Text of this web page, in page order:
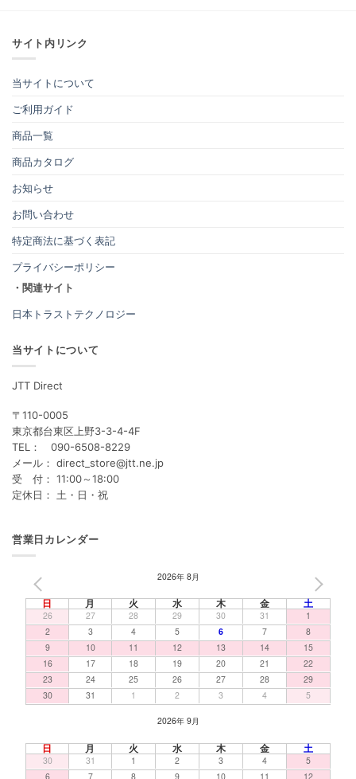
サイト内リンク
当サイトについて
ご利用ガイド
商品一覧
商品カタログ
お知らせ
お問い合わせ
特定商法に基づく表記
プライバシーポリシー
・関連サイト
日本トラストテクノロジー
当サイトについて
JTT Direct
〒110-0005
東京都台東区上野3-3-4-4F
TEL： 090-6508-8229
メール： direct_store@jtt.ne.jp
受 付： 11:00～18:00
定休日： 土・日・祝
営業日カレンダー
2026年 8月
日 月 火 水 木 金 土
26 27 28 29 30 31
1
2
3 4 5 6 7
8
9
10 11 12 13 14
15
16
17 18 19 20 21
22
23
24 25 26 27 28
29
30
31 1 2 3 4 5
2026年 9月
日 月 火 水 木 金 土
30 31 1 2 3 4
5
6
7 8 9 10 11 12